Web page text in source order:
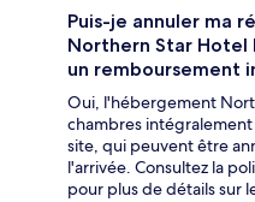
Puis-je annuler ma
Northern Star Hotel
un remboursement
Oui, l'hébergement
chambres
site, qui peuvent être
l'arrivée. Consultez la
pour plus de détails sur